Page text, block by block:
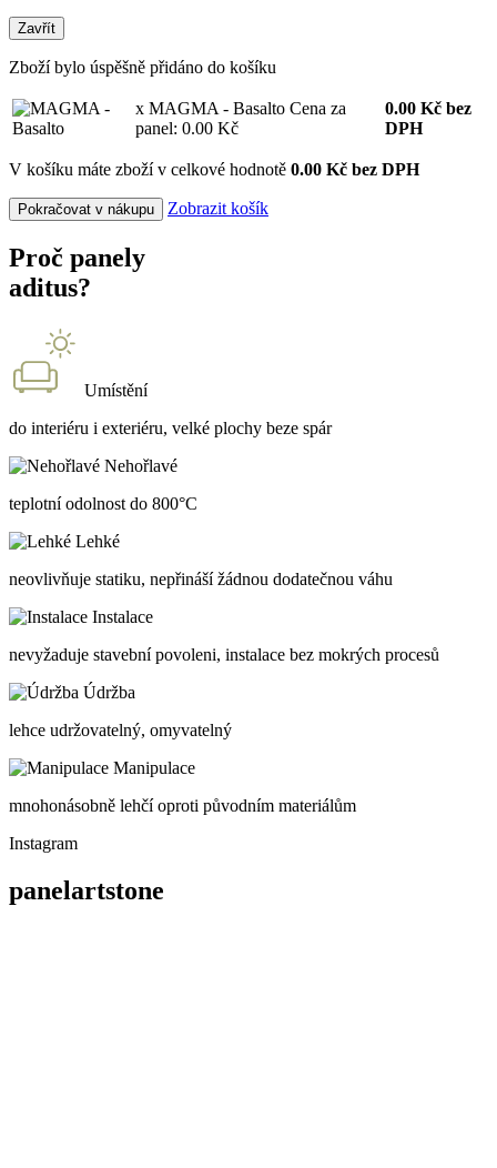
Zavřít
Zboží bylo úspěšně přidáno do košíku
x MAGMA - Basalto Cena za
panel: 0.00 Kč
0.00 Kč bez
DPH
V košíku máte zboží v celkové hodnotě 0.00 Kč bez DPH
Pokračovat v nákupu Zobrazit košík
Proč panely
aditus?
Umístění
do interiéru i exteriéru, velké plochy beze spár
Nehořlavé
teplotní odolnost do 800°C
Lehké
neovlivňuje statiku, nepřináší žádnou dodatečnou váhu
Instalace
nevyžaduje stavební povoleni, instalace bez mokrých procesů
Údržba
lehce udržovatelný, omyvatelný
Manipulace
mnohonásobně lehčí oproti původním materiálům
Instagram
panelartstone